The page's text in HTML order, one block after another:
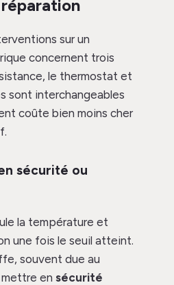
sur un
concernent trois
le thermostat et
sont interchangeables
coûte bien moins cher
sécurité ou
la température et
une fois le seuil atteint.
souvent due au
en sécurité